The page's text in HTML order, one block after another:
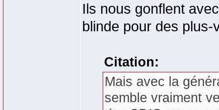
Ils nous gonflent
blinde pour des
Citation:
Mais avec la
semble vraiment